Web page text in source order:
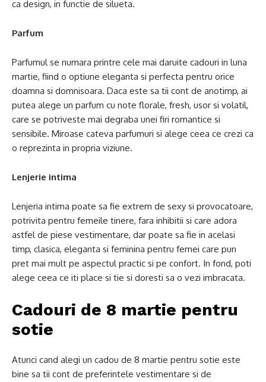
ca design, in functie de silueta.
Parfum
Parfumul se numara printre cele mai daruite cadouri in luna
martie, fiind o optiune eleganta si perfecta pentru orice
doamna si domnisoara. Daca este sa tii cont de anotimp, ai
putea alege un parfum cu note florale, fresh, usor si volatil,
care se potriveste mai degraba unei firi romantice si
sensibile. Miroase cateva parfumuri si alege ceea ce crezi ca
o reprezinta in propria viziune.
Lenjerie intima
Lenjeria intima poate sa fie extrem de sexy si provocatoare,
potrivita pentru femeile tinere, fara inhibitii si care adora
astfel de piese vestimentare, dar poate sa fie in acelasi
timp, clasica, eleganta si feminina pentru femei care pun
pret mai mult pe aspectul practic si pe confort. In fond, poti
alege ceea ce iti place si tie si doresti sa o vezi imbracata.
Cadouri de 8 martie pentru
sotie
Atunci cand alegi un cadou de 8 martie pentru sotie este
bine sa tii cont de preferintele vestimentare si de